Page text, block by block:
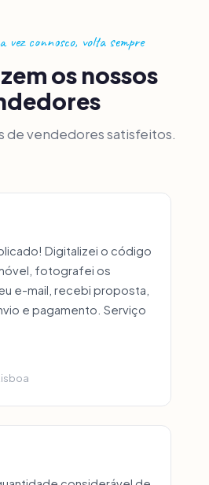
vez connosco, volta sempre
os nossos
de vendedores satisfeitos.
Digitalizei o código
fotografei os
e-mail, recebi proposta,
e pagamento. Serviço